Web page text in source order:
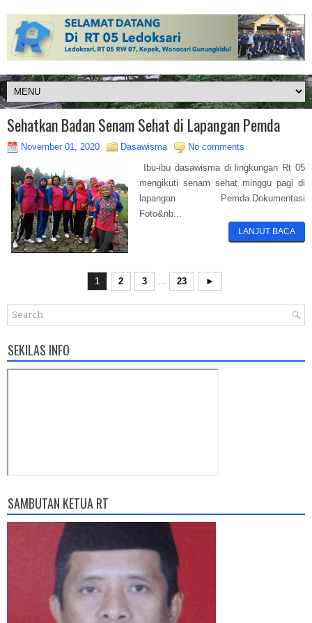
Sehatkan Badan Senam Sehat di Lapangan Pemda
November 01, 2020 Dasawisma
No comments
Ibu-ibu dasawisma di lingkungan Rt 05
mengikuti senam sehat minggu pagi di
lapangan Pemda.Dokumentasi
Foto&nb...
LANJUT BACA
1 2 3 ... 23 ►
SEKILAS INFO
SAMBUTAN KETUA RT